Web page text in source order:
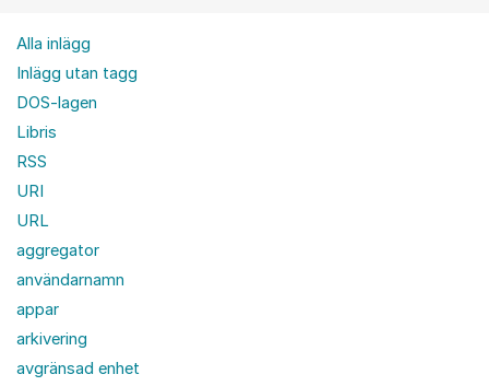
Alla inlägg
Inlägg utan tagg
DOS-lagen
Libris
RSS
URI
URL
aggregator
användarnamn
appar
arkivering
avgränsad enhet